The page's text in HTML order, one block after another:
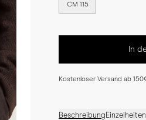
CM 115
In
Kostenloser Versand ab
BeschreibungEinzelheiten